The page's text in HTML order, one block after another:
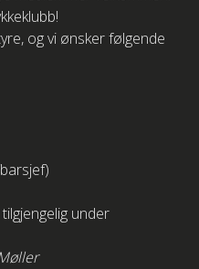
og vi ønsker følgende
under